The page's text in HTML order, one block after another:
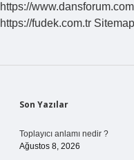
https://
https://fudek.com.tr Sitemap
Sidebar
Son Yazılar
Toplayıcı anlamı nedir ?
Ağustos 8, 2026